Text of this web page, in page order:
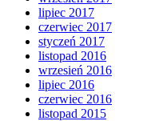
lipiec 2017
czerwiec 2017
styczeń 2017
listopad 2016
wrzesień 2016
lipiec 2016
czerwiec 2016
listopad 2015